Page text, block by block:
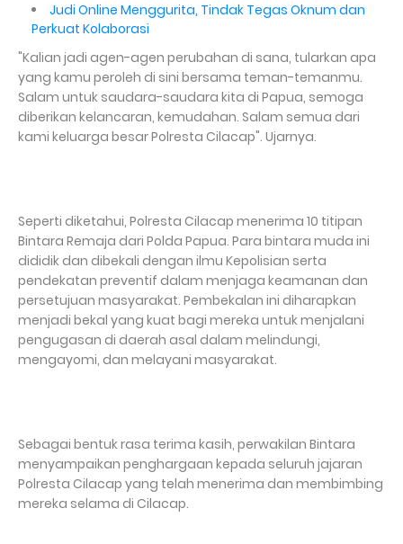
Judi Online Menggurita, Tindak Tegas Oknum dan
Perkuat Kolaborasi
"Kalian jadi agen-agen perubahan di sana, tularkan apa
yang kamu peroleh di sini bersama teman-temanmu.
Salam untuk saudara-saudara kita di Papua, semoga
diberikan kelancaran, kemudahan. Salam semua dari
kami keluarga besar Polresta Cilacap". Ujarnya.
Seperti diketahui, Polresta Cilacap menerima 10 titipan
Bintara Remaja dari Polda Papua. Para bintara muda ini
dididik dan dibekali dengan ilmu Kepolisian serta
pendekatan preventif dalam menjaga keamanan dan
persetujuan masyarakat. Pembekalan ini diharapkan
menjadi bekal yang kuat bagi mereka untuk menjalani
pengugasan di daerah asal dalam melindungi,
mengayomi, dan melayani masyarakat.
Sebagai bentuk rasa terima kasih, perwakilan Bintara
menyampaikan penghargaan kepada seluruh jajaran
Polresta Cilacap yang telah menerima dan membimbing
mereka selama di Cilacap.